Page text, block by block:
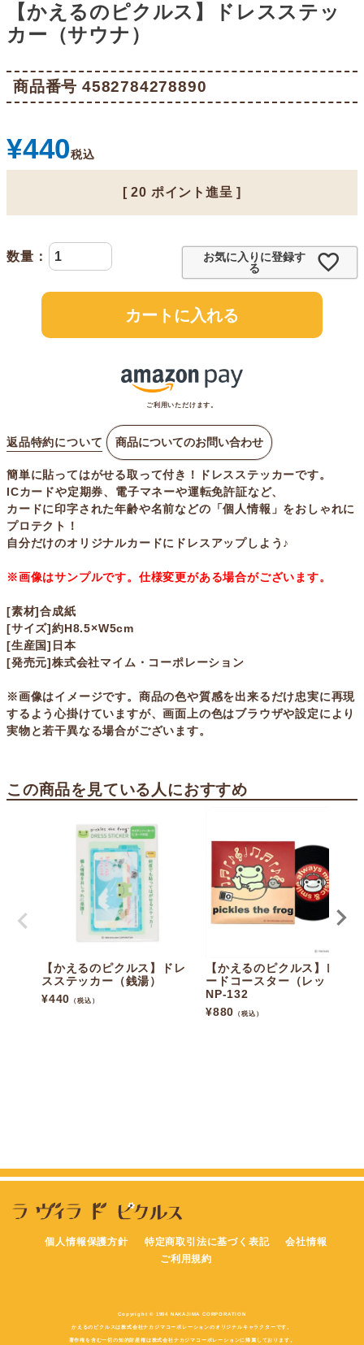
【かえるのピクルス】ドレスステッ
カー（サウナ）
商品番号 4582784278890
¥440税込
[ 20 ポイント進呈 ]
お気に入りに登録す
る
カートに入れる
ご利用いただけます。
返品特約について 商品についてのお問い合わせ
簡単に貼ってはがせる取って付き！ドレスステッカーです。
ICカードや定期券、電子マネーや運転免許証など、
カードに印字された年齢や名前などの「個人情報」をおしゃれに
プロテクト！
自分だけのオリジナルカードにドレスアップしよう♪
※画像はサンプルです。仕様変更がある場合がございます。
[素材]合成紙
[サイズ]約H8.5×W5cm
[生産国]日本
[発売元]株式会社マイム・コーポレーション
※画像はイメージです。商品の色や質感を出来るだけ忠実に再現
するよう心掛けていますが、画面上の色はブラウザや設定により
実物と若干異なる場合がございます。
この商品を見ている人におすすめ
【かえるのピクルス】ドレ
スステッカー（銭湯）
¥440 （税込）
【かえるのピクルス】レコ
ードコースター（レッド）
NP-132
¥880 （税込）
個人情報保護方針 特定商取引法に基づく表記
会社情報
ご利用規約
Copyright © 1994 NAKAJIMA CORPORATION
かえるのピクルスは株式会社ナカジマコーポレーションのオリジナルキャラクターです。
著作権を含む一切の知的財産権は株式会社ナカジマコーポレーションに帰属しております。